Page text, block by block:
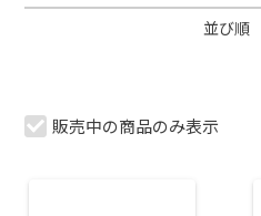
並び順
販売中の商品のみ表示